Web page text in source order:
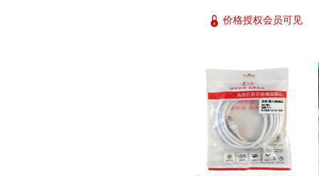
价格授权会员可见